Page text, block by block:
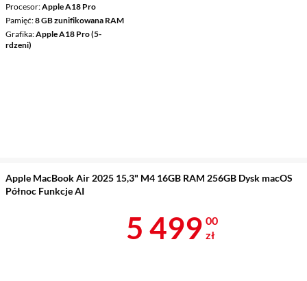
Procesor Apple A18 Pro
Pamięć 8 GB zunifikowana RAM
Grafika Apple A18 Pro (5-
rdzeni)
Apple MacBook Air 2025 15,3" M4 16GB RAM 256GB Dysk macOS
Północ Funkcje AI
Cena 5 499 zł
5 499 00
zł